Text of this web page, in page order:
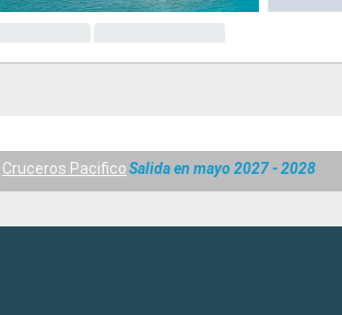
Cruceros PacificoSalida en mayo 2027 - 2028